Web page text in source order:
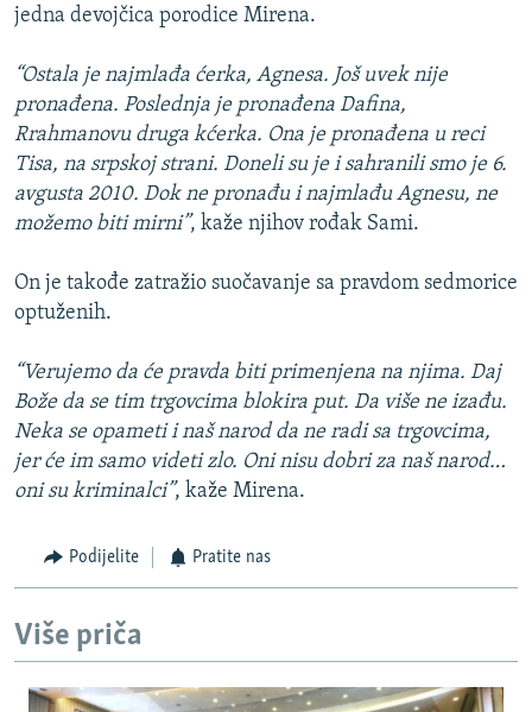
jedna devojčica porodice Mirena.
“Ostala je najmlađa ćerka, Agnesa. Još uvek nije
pronađena. Poslednja je pronađena Dafina,
Rrahmanovu druga kćerka. Ona je pronađena u reci
Tisa, na srpskoj strani. Doneli su je i sahranili smo je 6.
avgusta 2010. Dok ne pronađu i najmlađu Agnesu, ne
možemo biti mirni”, kaže njihov rođak Sami.
On je takođe zatražio suočavanje sa pravdom sedmorice
optuženih.
“Verujemo da će pravda biti primenjena na njima. Daj
Bože da se tim trgovcima blokira put. Da više ne izađu.
Neka se opameti i naš narod da ne radi sa trgovcima,
jer će im samo videti zlo. Oni nisu dobri za naš narod…
oni su kriminalci”, kaže Mirena.
Podijelite Pratite nas
Više priča